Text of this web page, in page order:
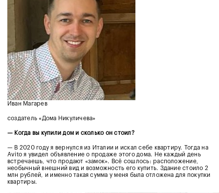
Иван Магарев
создатель «Дома Никуличева»
— Когда вы купили дом и сколько он стоил?
— В 2020 году я вернулся из Италии и искал себе квартиру. Тогда на
Avito я увидел объявление о продаже этого дома. Не каждый день
встречаешь, что продают «замок». Всё сошлось: расположение,
необычный внешний вид и возможность его купить. Здание стоило 2
млн рублей, и именно такая сумма у меня была отложена для покупки
квартиры.